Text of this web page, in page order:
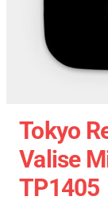
Tokyo
Valise
TP1405